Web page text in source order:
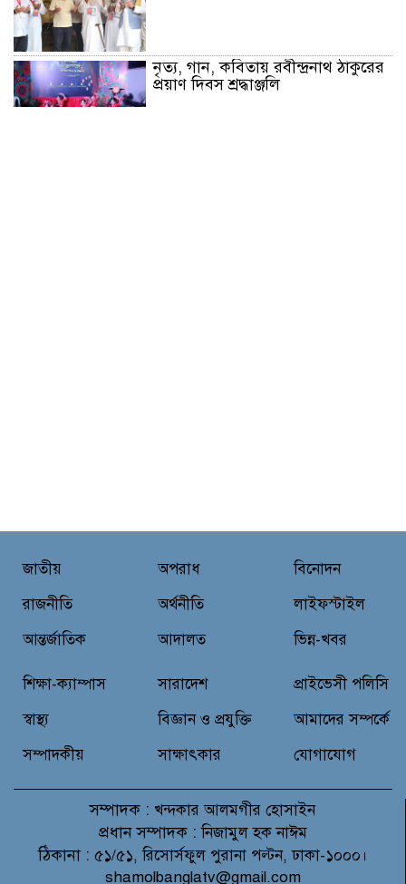
নৃত্য, গান, কবিতায় রবীন্দ্রনাথ ঠাকুরের
প্রয়াণ দিবস শ্রদ্ধাঞ্জলি
মাগুরার শ্রীপুরে শান্তি-শৃঙ্খলা রক্ষায়
জে.আই. চৌধুরী যুব ফাউন্ডেশনের
বিতরণ
জাতীয়
রাজনীতি
আন্তর্জাতিক
অপরাধ
অর্থনীতি
আদালত
বিনোদন
লাইফস্টাইল
ভিন্ন-খবর
শিক্ষা-ক্যাম্পাস
স্বাস্থ্য
সম্পাদকীয়
সারাদেশ
বিজ্ঞান ও প্রযুক্তি
সাক্ষাৎকার
প্রাইভেসী পলিসি
আমাদের সম্পর্কে
যোগাযোগ
সম্পাদক : খন্দকার আলমগীর হোসাইন
প্রধান সম্পাদক : নিজামুল হক নাঈম
ঠিকানা : ৫১/৫১, রিসোর্সফুল পুরানা পল্টন, ঢাকা-১০০০।
shamolbanglatv@gmail.com